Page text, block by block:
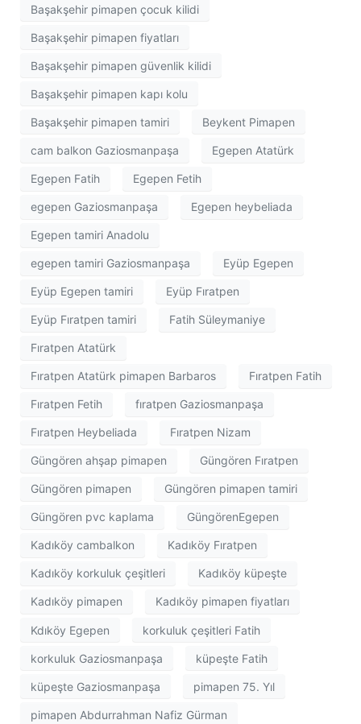
Başakşehir pimapen çocuk kilidi
Başakşehir pimapen fiyatları
Başakşehir pimapen güvenlik kilidi
Başakşehir pimapen kapı kolu
Başakşehir pimapen tamiri Beykent Pimapen
cam balkon Gaziosmanpaşa Egepen Atatürk
Egepen Fatih Egepen Fetih
egepen Gaziosmanpaşa Egepen heybeliada
Egepen tamiri Anadolu
egepen tamiri Gaziosmanpaşa Eyüp Egepen
Eyüp Egepen tamiri Eyüp Fıratpen
Eyüp Fıratpen tamiri Fatih Süleymaniye
Fıratpen Atatürk
Fıratpen Atatürk pimapen Barbaros Fıratpen Fatih
Fıratpen Fetih fıratpen Gaziosmanpaşa
Fıratpen Heybeliada Fıratpen Nizam
Güngören ahşap pimapen Güngören Fıratpen
Güngören pimapen Güngören pimapen tamiri
Güngören pvc kaplama GüngörenEgepen
Kadıköy cambalkon Kadıköy Fıratpen
Kadıköy korkuluk çeşitleri Kadıköy küpeşte
Kadıköy pimapen Kadıköy pimapen fiyatları
Kdıköy Egepen korkuluk çeşitleri Fatih
korkuluk Gaziosmanpaşa küpeşte Fatih
küpeşte Gaziosmanpaşa pimapen 75. Yıl
pimapen Abdurrahman Nafiz Gürman